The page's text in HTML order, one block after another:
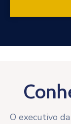
O executivo